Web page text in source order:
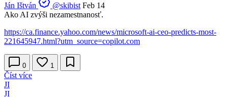
Ján Ištván
@skibist Feb 14
Ako AI zvýši nezamestnanosť.
https://ca.finance.yahoo.com/news/microsoft-ai-ceo-predicts-most-
221645947.html?utm_source=copilot.com
0 1
Číst více
JI
JI